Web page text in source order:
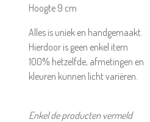
Hoogte 9 cm
Alles is uniek en handgemaakt.
Hierdoor is geen enkel item
100% hetzelfde, afmetingen en
kleuren kunnen licht variëren.
Enkel de producten vermeld